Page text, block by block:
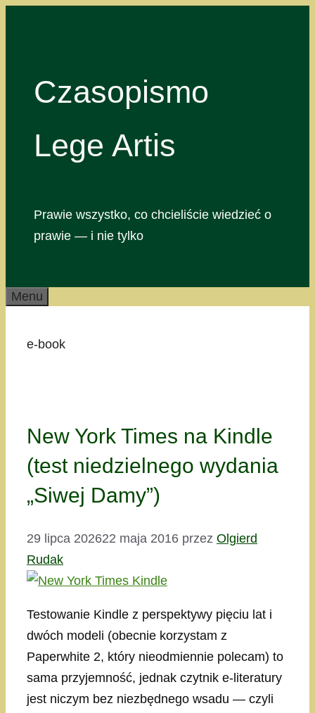
Czasopismo
Lege Artis
Prawie wszystko, co chcieliście wiedzieć o
prawie — i nie tylko
Menu
e-book
New York Times na Kindle
(test niedzielnego wydania
„Siwej Damy”)
29 lipca 202622 maja 2016 przez Olgierd
Rudak
Testowanie Kindle z perspektywy pięciu lat i
dwóch modeli (obecnie korzystam z
Paperwhite 2, który nieodmiennie polecam) to
sama przyjemność, jednak czytnik e-literatury
jest niczym bez niezbędnego wsadu — czyli